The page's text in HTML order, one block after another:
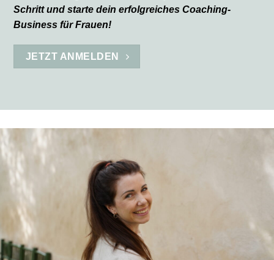
Schritt und starte dein erfolgreiches Coaching-
Business für Frauen!
JETZT ANMELDEN